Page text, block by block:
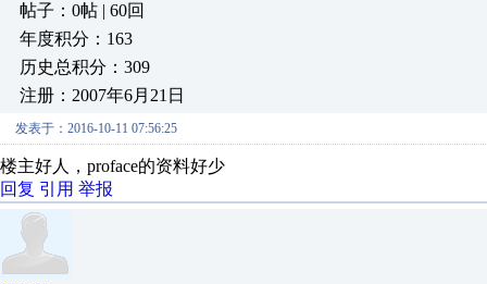
帖子：0帖 | 60回
年度积分：163
历史总积分：309
注册：2007年6月21日
发表于：2016-10-11 07:56:25
楼主好人，proface的资料好少
回复 引用 举报